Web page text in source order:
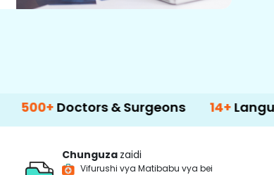
Doctors & Surgeons 14+Language
Chunguza zaidi
Vifurushi vya Matibabu vya bei